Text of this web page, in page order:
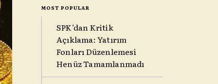
MOST POPULAR
SPK’dan Kritik
Açıklama: Yatırım
Fonları Düzenlemesi
Henüz Tamamlanmadı